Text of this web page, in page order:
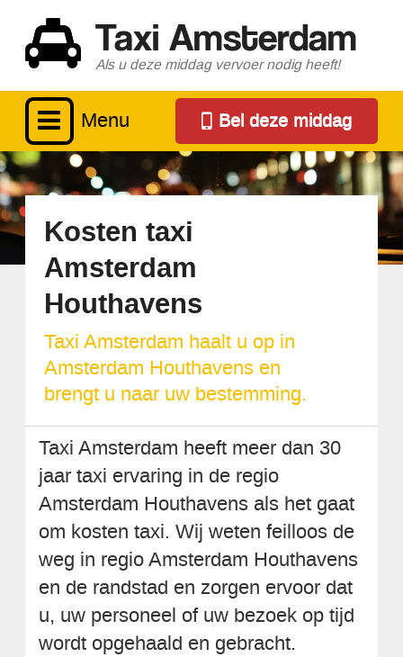
Taxi Amsterdam
Als u deze middag vervoer nodig heeft!
Menu Bel deze middag
Kosten taxi
Amsterdam
Houthavens
Taxi Amsterdam haalt u op in
Amsterdam Houthavens en
brengt u naar uw bestemming.
Taxi Amsterdam heeft meer dan 30
jaar taxi ervaring in de regio
Amsterdam Houthavens als het gaat
om kosten taxi. Wij weten feilloos de
weg in regio Amsterdam Houthavens
en de randstad en zorgen ervoor dat
u, uw personeel of uw bezoek op tijd
wordt opgehaald en gebracht.